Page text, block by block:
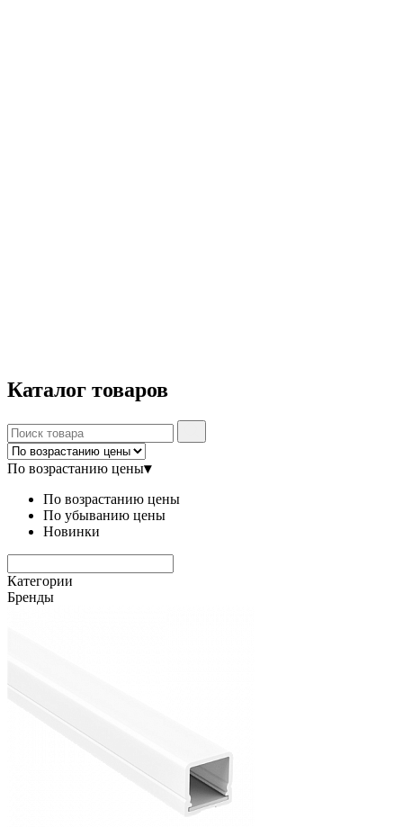
Каталог товаров
По возрастанию цены▾
По возрастанию цены
По убыванию цены
Новинки
Категории
Бренды